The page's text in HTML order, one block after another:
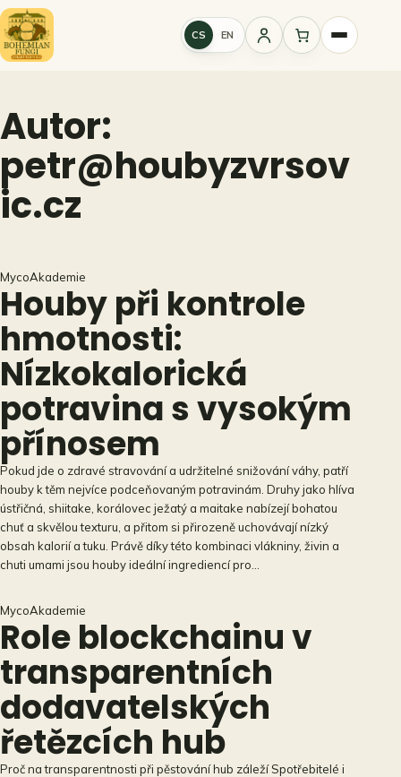
Přeskočit
na
obsah
CS EN
Přihlášení
Autor:
petr@houbyzvrsov
ic.cz
MycoAkademie
Houby při kontrole
hmotnosti:
Nízkokalorická
potravina s vysokým
přínosem
Pokud jde o zdravé stravování a udržitelné snižování váhy, patří
houby k těm nejvíce podceňovaným potravinám. Druhy jako hlíva
ústřičná, shiitake, korálovec ježatý a maitake nabízejí bohatou
chuť a skvělou texturu, a přitom si přirozeně uchovávají nízký
obsah kalorií a tuku. Právě díky této kombinaci vlákniny, živin a
chuti umami jsou houby ideální ingrediencí pro…
MycoAkademie
Role blockchainu v
transparentních
dodavatelských
řetězcích hub
Proč na transparentnosti při pěstování hub záleží Spotřebitelé i